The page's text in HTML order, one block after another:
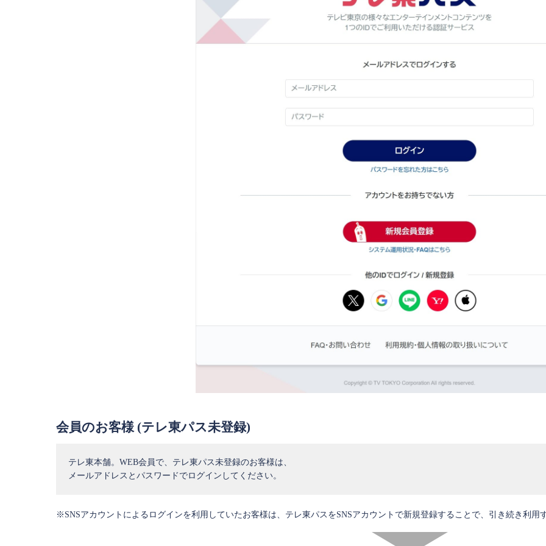
会員のお客様 (テレ東パス未登録)
テレ東本舗。WEB会員で、テレ東パス未登録のお客様は、
メールアドレスとパスワードでログインしてください。
※SNSアカウントによるログインを利用していたお客様は、テレ東パスをSNSアカウントで新規登録することで、引き続き利用